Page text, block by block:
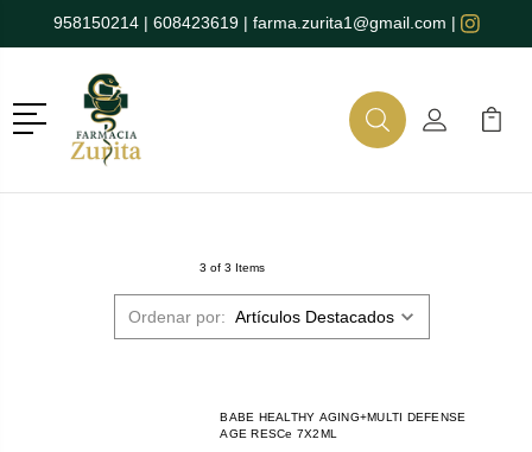
958150214| 608423619| farma.zurita1@gmail.com |
Menú
BuscarMi Cuenta
Mi
3 of 3 Items
Ordenar por:
BABE HEALTHY AGING+MULTI DEFENSE
AGE RESCe 7X2ML